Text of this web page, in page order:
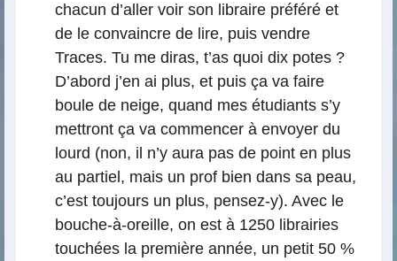
chacun d’aller voir son libraire préféré et
de le convaincre de lire, puis vendre
Traces. Tu me diras, t’as quoi dix potes ?
D’abord j’en ai plus, et puis ça va faire
boule de neige, quand mes étudiants s’y
mettront ça va commencer à envoyer du
lourd (non, il n’y aura pas de point en plus
au partiel, mais un prof bien dans sa peau,
c’est toujours un plus, pensez-y). Avec le
bouche-à-oreille, on est à 1250 librairies
touchées la première année, un petit 50 %